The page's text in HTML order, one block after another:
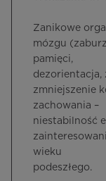
Zanikowe
mózgu
pamięci,
dezorientacja,
zmniejszenie
zachowania –
niestabilność
wieku
podeszłego.